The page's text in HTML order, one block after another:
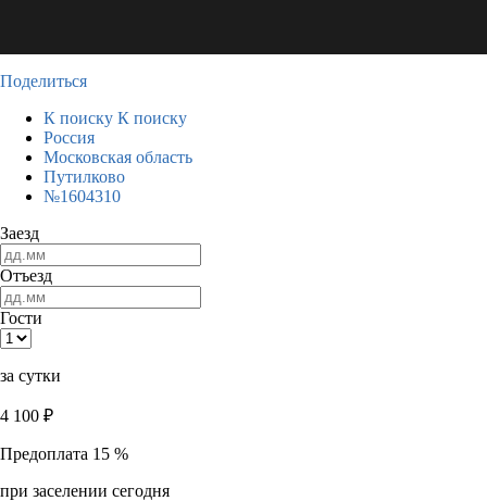
Поделиться
К поиску К поиску
Россия
Московская область
Путилково
№1604310
Заезд
Отъезд
Гости
за сутки
4 100 ₽
Предоплата 15 %
при заселении сегодня